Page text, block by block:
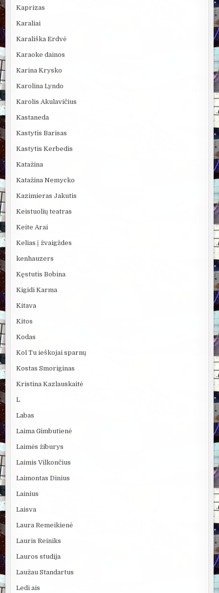
Kaprizas
Karaliai
Karališka Erdvė
Karaoke dainos
Karina Krysko
Karolina Lyndo
Karolis Akulavičius
Kastaneda
Kastytis Barisas
Kastytis Kerbedis
Katažina
Katažina Nemycko
Kazimieras Jakutis
Keistuolių teatras
Keite Arai
Kelias į žvaigždes
kenhauzers
Kęstutis Bobina
Kigidi Karma
Kitava
Kitos
Kodas
Kol Tu ieškojai sparnų
Kostas Smoriginas
Kristina Kazlauskaitė
L
Labas
Laima Gimbutienė
Laimės žiburys
Laimis Vilkončius
Laimontas Dinius
Lainius
Laisva
Laura Remeikienė
Lauris Reiniks
Lauros studija
Laužau Standartus
Ledi ais